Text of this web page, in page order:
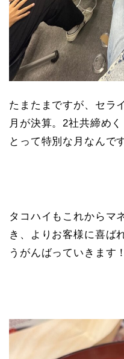
たまたまですが、セラ
月が決算。2社共締め
とって特別な月なんで
タコハイもこれからマ
き、よりお客様に喜ば
うがんばっていきます！